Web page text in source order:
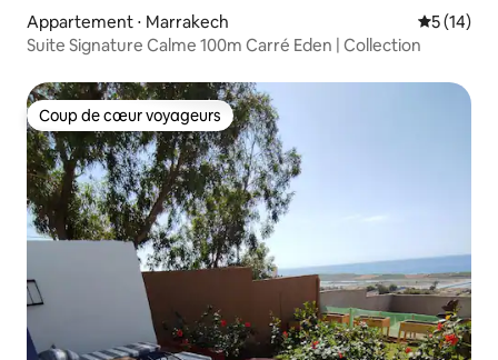
Appartement ⋅ Marrakech
5 (14)
Suite Signature Calme 100m Carré Eden | Collection
Coup de cœur voyageurs
Coup de cœur voyageurs